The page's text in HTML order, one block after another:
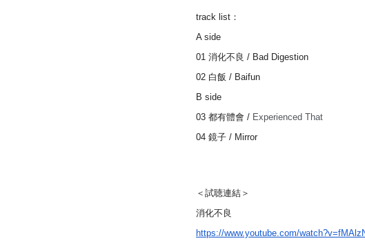
track list：
A side
01 消化不良 / Bad Digestion
02 白飯 / Baifun
B side
03 都有體會 / Experienced That
04 鏡子 / Mirror
＜試聴連結＞
消化不良
https://www.youtube.com/